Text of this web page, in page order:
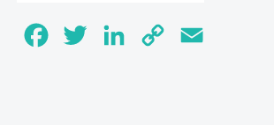
FacebookTwitter LinkedInCopy